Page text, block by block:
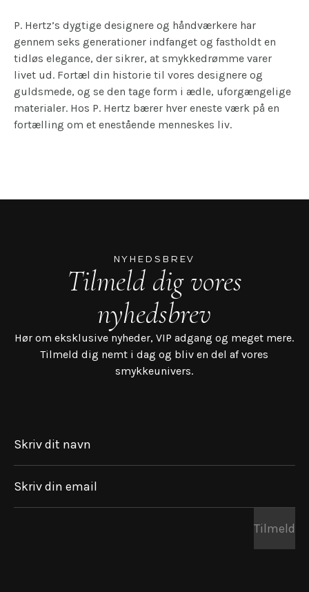
P. Hertz’s dygtige designere og håndværkere har
gennem seks generationer indfanget og fastholdt en
tidløs elegance, der sikrer, at smykkedrømme varer
livet ud. Fortæl din historie til vores designere og
guldsmede, og se den tage form i ædle, uforgængelige
materialer. Hos P. Hertz bærer hver eneste værk på en
fortælling om et enestående menneskes liv.
NYHEDSBREV
Tilmeld dig vores
nyhedsbrev
Hør om eksklusive nyheder, VIP adgang og meget mere.
Tilmeld dig nemt i dag og bliv en del af vores
smykkeunivers.
Skriv dit navn
Skriv din email
Tilmeld